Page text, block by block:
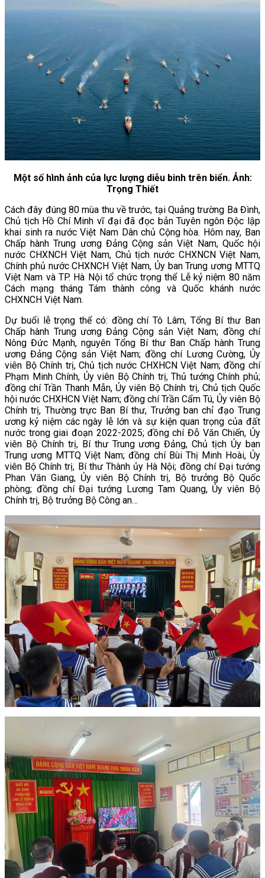
Một số hình ảnh của lực lượng diễu binh trên biển. Ảnh:
Trọng Thiết
Cách đây đúng 80 mùa thu về trước, tại Quảng trường Ba Đình,
Chủ tịch Hồ Chí Minh vĩ đại đã đọc bản Tuyên ngôn Độc lập
khai sinh ra nước Việt Nam Dân chủ Cộng hòa. Hôm nay, Ban
Chấp hành Trung ương Đảng Cộng sản Việt Nam, Quốc hội
nước CHXNCH Việt Nam, Chủ tịch nước CHXNCN Việt Nam,
Chính phủ nước CHXNCH Việt Nam, Ủy ban Trung ương MTTQ
Việt Nam và TP. Hà Nội tổ chức trọng thể Lễ kỷ niệm 80 năm
Cách mạng tháng Tám thành công và Quốc khánh nước
CHXNCH Việt Nam.
Dự buổi lễ trọng thể có: đồng chí Tô Lâm, Tổng Bí thư Ban
Chấp hành Trung ương Đảng Cộng sản Việt Nam; đồng chí
Nông Đức Mạnh, nguyên Tổng Bí thư Ban Chấp hành Trung
ương Đảng Cộng sản Việt Nam; đồng chí Lương Cường, Ủy
viên Bộ Chính trị, Chủ tịch nước CHXHCN Việt Nam; đồng chí
Phạm Minh Chính, Ủy viên Bộ Chính trị, Thủ tướng Chính phủ;
đồng chí Trần Thanh Mẫn, Ủy viên Bộ Chính trị, Chủ tịch Quốc
hội nước CHXHCN Việt Nam; đồng chí Trần Cẩm Tú, Ủy viên Bộ
Chính trị, Thường trực Ban Bí thư, Trưởng ban chỉ đạo Trung
ương kỷ niệm các ngày lễ lớn và sự kiện quan trọng của đất
nước trong giai đoạn 2022-2025; đồng chí Đỗ Văn Chiến, Ủy
viên Bộ Chính trị, Bí thư Trung ương Đảng, Chủ tịch Ủy ban
Trung ương MTTQ Việt Nam; đồng chí Bùi Thị Minh Hoài, Ủy
viên Bộ Chính trị, Bí thư Thành ủy Hà Nội; đồng chí Đại tướng
Phan Văn Giang, Ủy viên Bộ Chính trị, Bộ trưởng Bộ Quốc
phòng; đồng chí Đại tướng Lương Tam Quang, Ủy viên Bộ
Chính trị, Bộ trưởng Bộ Công an…